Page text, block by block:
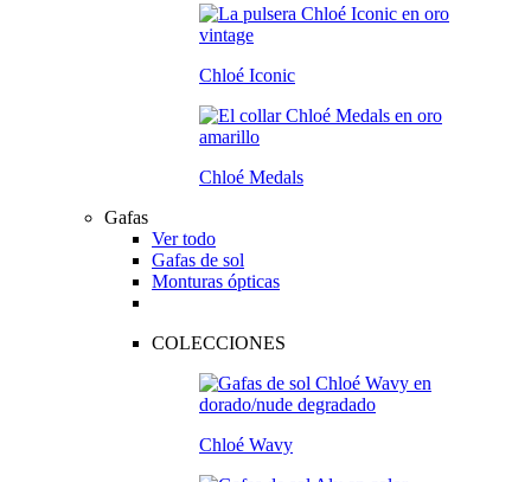
Chloé Iconic
Chloé Medals
Gafas
Ver todo
Gafas de sol
Monturas ópticas
COLECCIONES
Chloé Wavy